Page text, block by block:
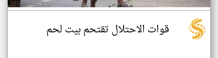
قوات الاحتلال تقتحم بيت لحم